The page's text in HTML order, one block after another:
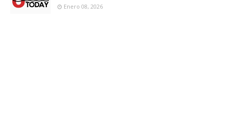
Enero 08, 2026